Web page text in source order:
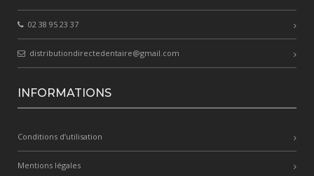
02 38 95 23 37
distributiondirectedentaire@gmail.com
INFORMATIONS
Conditions d’utilisation
Mentions légales